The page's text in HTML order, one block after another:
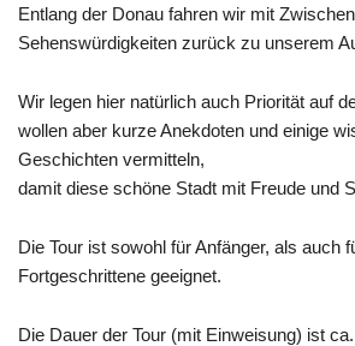
Entlang der Donau fahren wir mit
Sehenswürdigkeiten zurück zu unserem
Wir legen hier natürlich auch Priorität auf
wollen aber kurze Anekdoten und einige
Geschichten vermitteln,
damit diese schöne Stadt mit Freude und
Die Tour ist sowohl für Anfänger, als auch
Fortgeschrittene geeignet.
Die Dauer der Tour (mit Einweisung) ist